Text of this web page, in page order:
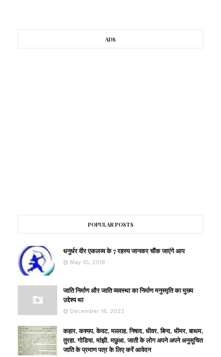
ADS
POPULAR POSTS
धनुर्धर वीर एकलव्य के 7 रहस्य जानकर चौंक जाएंगे आप
May 10, 2019
जाति निर्माण और जाति व्यवस्था का निर्माण मनुस्मृति का मुख्य
उद्देश्य था
December 16, 2023
कहार, कश्यप, केवट, मल्लाह, निषाद, धीवर, बिन्द, धीमर, बाथम,
तुरहा, गोडिया, मांझी, मछुआ, जाती के लोग अपने अपने अनुसूचित
जाति के प्रमाण पत्र के लिए करें आवेदन